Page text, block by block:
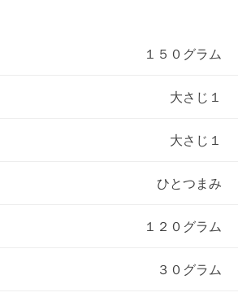
１５０グラム
大さじ１
大さじ１
ひとつまみ
１２０グラム
３０グラム